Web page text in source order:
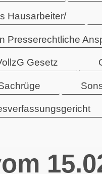
Hausarbeiter/
Presserechtliche
Gesetz